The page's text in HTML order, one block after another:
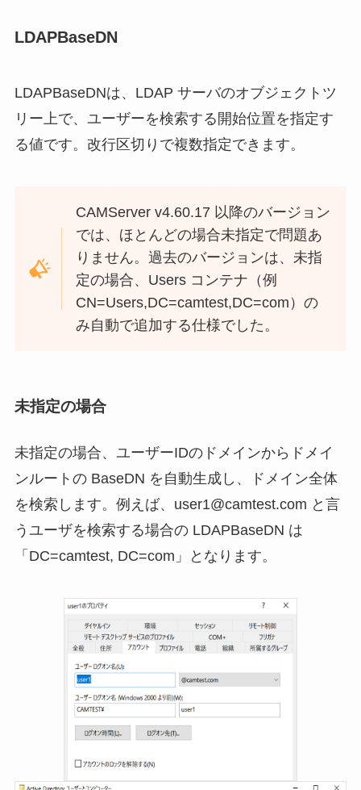
LDAPBaseDN
LDAPBaseDNは、LDAP サーバのオブジェクトツ
リー上で、ユーザーを検索する開始位置を指定す
る値です。改行区切りで複数指定できます。
CAMServer v4.60.17 以降のバージョン
では、ほとんどの場合未指定で問題あ
りません。過去のバージョンは、未指
定の場合、Users コンテナ（例
CN=Users,DC=camtest,DC=com）の
み自動で追加する仕様でした。
未指定の場合
未指定の場合、ユーザーIDのドメインからドメイ
ンルートの BaseDN を自動生成し、ドメイン全体
を検索します。例えば、user1@camtest.com と言
うユーザを検索する場合の LDAPBaseDN は
「DC=camtest, DC=com」となります。